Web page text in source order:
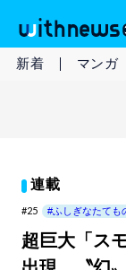
新着 マンガ
連載
#25 #ふしぎなたても
超巨大「ス